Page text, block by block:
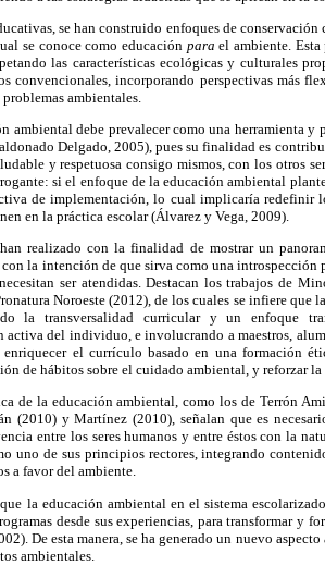
se han construido enfoques de
se conoce como educación para el ambiente.
las características ecológicas y culturales
convencionales, incorporando perspectivas más
ambientales.
ambiental debe prevalecer como una herramienta
Delgado, 2005), pues su finalidad es
y respetuosa consigo mismos, con los otros
si el enfoque de la educación ambiental
de implementación, lo cual implicaría redefinir
en la práctica escolar (Álvarez y Vega, 2009).
realizado con la finalidad de mostrar un
la intención de que sirva como una
ser atendidas. Destacan los trabajos de
Noroeste (2012), de los cuales se infiere que
la transversalidad curricular y un enfoque
del individuo, e involucrando a maestros,
el currículo basado en una formación
de hábitos sobre el cuidado ambiental, y reforzar
de la educación ambiental, como los de Terrón
(2010) y Martínez (2010), señalan que es
entre los seres humanos y entre éstos con la
uno de sus principios rectores, integrando
a favor del ambiente.
la educación ambiental en el sistema
desde sus experiencias, para transformar y
De esta manera, se ha generado un nuevo
ambientales.